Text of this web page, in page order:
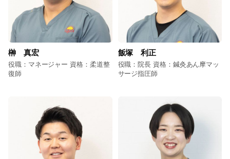
すい身体へ導きます。 試合前のコ
ンディション調整や、日々のメン
テナンスにもおすすめです。
榊 真宏
役職：マネージャー 資格：柔道整
復師
飯塚 利正
役職：院長 資格：鍼灸あん摩マッ
サージ指圧師